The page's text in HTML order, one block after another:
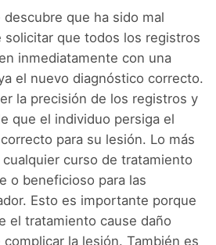
que ha sido mal
solicitar que todos los registros
inmediatamente con una
el nuevo diagnóstico correcto.
la precisión de los registros y
que el individuo persiga el
para su lesión. Lo más
curso de tratamiento
o beneficioso para las
Esto es importante porque
el tratamiento cause daño
la lesión. También es